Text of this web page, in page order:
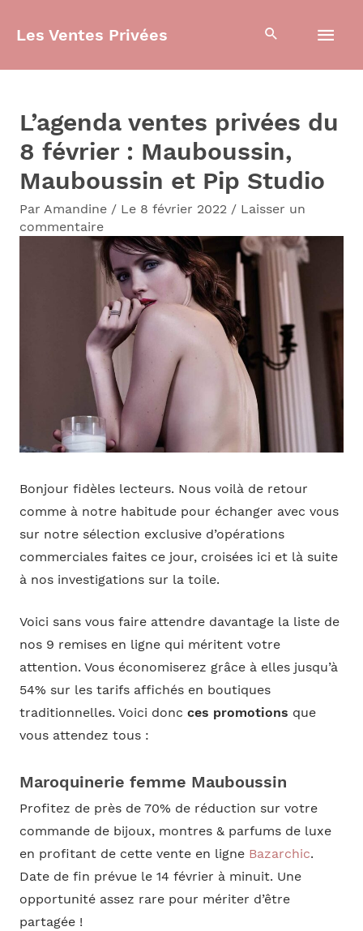
Les Ventes Privées
L’agenda ventes privées du
8 février : Mauboussin,
Mauboussin et Pip Studio
Par Amandine / Le 8 février 2022 / Laisser un
commentaire
Bonjour fidèles lecteurs. Nous voilà de retour
comme à notre habitude pour échanger avec vous
sur notre sélection exclusive d’opérations
commerciales faites ce jour, croisées ici et là suite
à nos investigations sur la toile.
Voici sans vous faire attendre davantage la liste de
nos 9 remises en ligne qui méritent votre
attention. Vous économiserez grâce à elles jusqu’à
54% sur les tarifs affichés en boutiques
traditionnelles. Voici donc ces promotions que
vous attendez tous :
Maroquinerie femme Mauboussin
Profitez de près de 70% de réduction sur votre
commande de bijoux, montres & parfums de luxe
en profitant de cette vente en ligne Bazarchic.
Date de fin prévue le 14 février à minuit. Une
opportunité assez rare pour mériter d’être
partagée !